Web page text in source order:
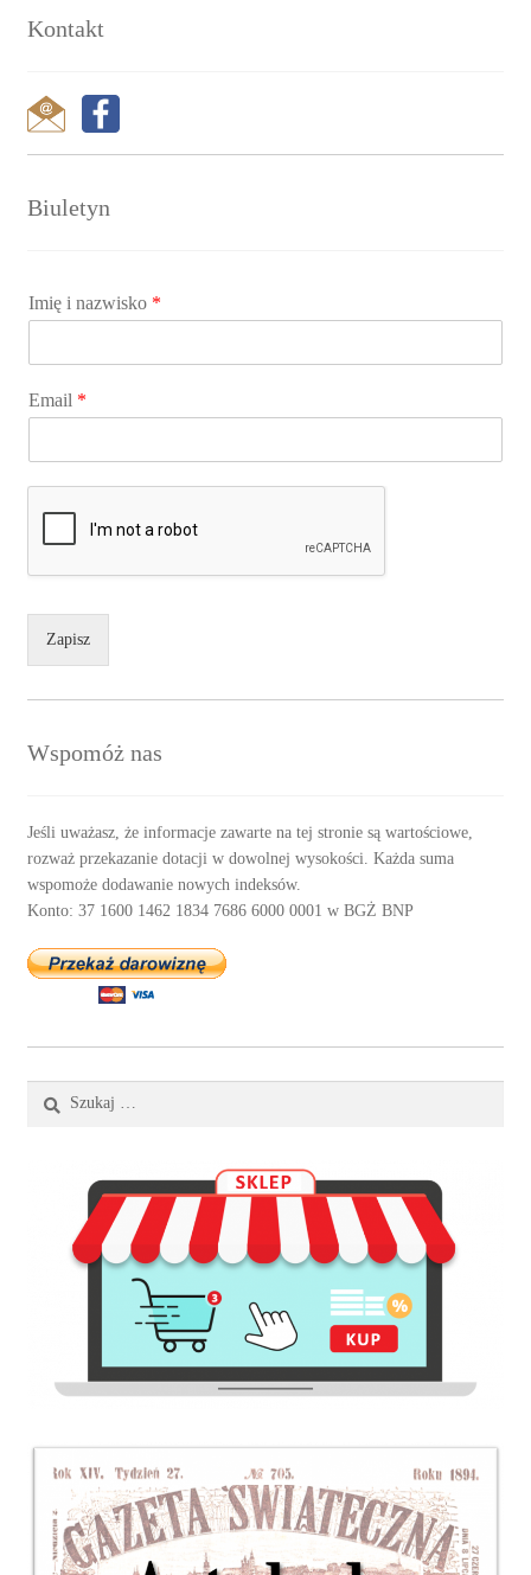
Kontakt
Biuletyn
Imię i nazwisko *
Email *
Zapisz
Wspomóż nas
Jeśli uważasz, że informacje zawarte na tej stronie są wartościowe,
rozważ przekazanie dotacji w dowolnej wysokości. Każda suma
wspomoże dodawanie nowych indeksów.
Konto: 37 1600 1462 1834 7686 6000 0001 w BGŻ BNP